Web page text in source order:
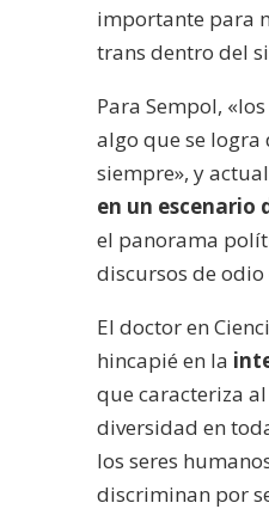
importante para
trans dentro del
Para Sempol,
algo que se logra
siempre», y
en un escenario
el panorama
discursos de
El doctor en
hincapié en la
que caracteriza
diversidad en
los seres
discriminan por